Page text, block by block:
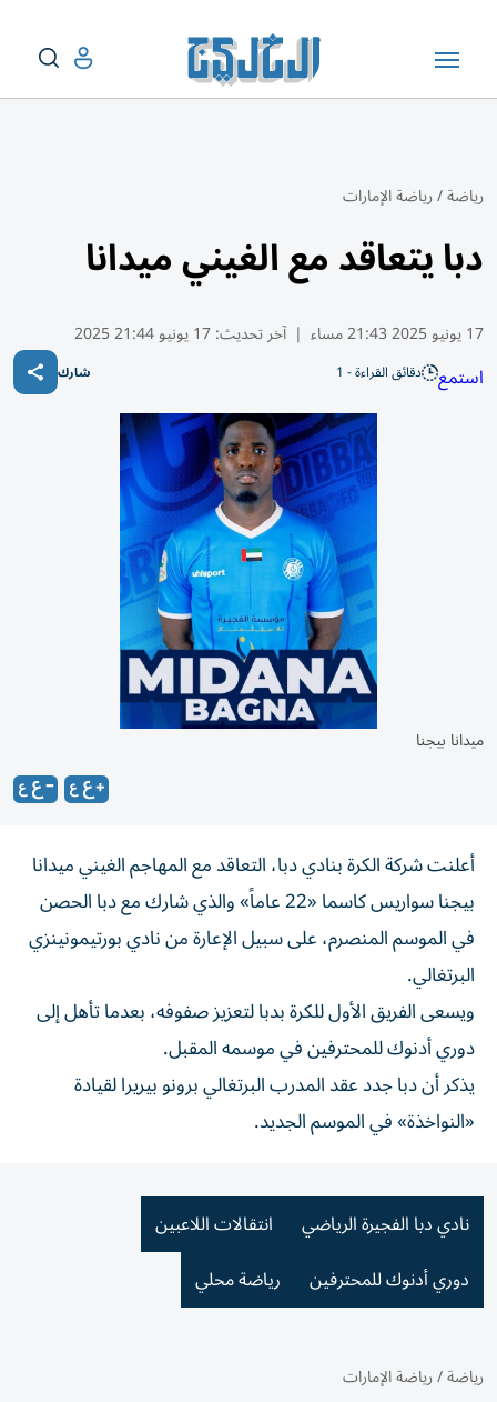
رياضة/رياضة الإمارات
دبا يتعاقد مع الغيني ميدانا
17 يونيو 2025 21:43 مساء | آخر تحديث:17 يونيو 21:44 2025
استمع دقائق القراءة - 1 شارك
ميدانا بيجنا
أعلنت شركة الكرة بنادي دبا، التعاقد مع المهاجم الغيني ميدانا
بيجنا سواريس كاسما «22 عاماً» والذي شارك مع دبا الحصن
في الموسم المنصرم، على سبيل الإعارة من نادي بورتيمونينزي
البرتغالي.
ويسعى الفريق الأول للكرة بدبا لتعزيز صفوفه، بعدما تأهل إلى
دوري أدنوك للمحترفين في موسمه المقبل.
يذكر أن دبا جدد عقد المدرب البرتغالي برونو بيريرا لقيادة
«النواخذة» في الموسم الجديد.
نادي دبا الفجيرة الرياضي
انتقالات اللاعبين
دوري أدنوك للمحترفين
رياضة محلي
رياضة/رياضة الإمارات